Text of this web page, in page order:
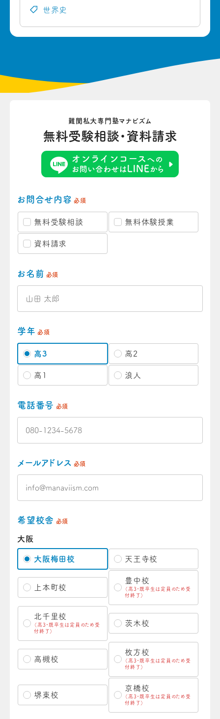
世界史
難関私大専門塾マナビズム
無料受験相談・資料請求
お問合せ内容 必須
無料受験相談 無料体験授業
資料請求
お名前 必須
学年 必須
高3 高2
高1 浪人
電話番号 必須
メールアドレス 必須
希望校舎 必須
大阪
大阪梅田校 天王寺校
上本町校
豊中校
（高3・既卒生は定員のため受
付終了）
北千里校
（高3・既卒生は定員のため受
付終了）
茨木校
高槻校
枚方校
（高3・既卒生は定員のため受
付終了）
堺東校
京橋校
（高3・既卒生は定員のため受
付終了）